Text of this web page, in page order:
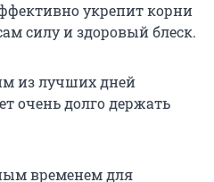
укрепит корни
силу и здоровый блеск.
из лучших дней
очень долго держать
временем для